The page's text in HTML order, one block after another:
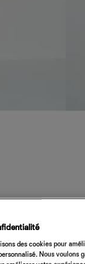
des cookies pour
Nous